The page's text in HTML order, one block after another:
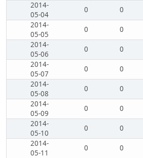
2014-
05-04
0 0
2014-
05-05
0 0
2014-
05-06
0 0
2014-
05-07
0 0
2014-
05-08
0 0
2014-
05-09
0 0
2014-
05-10
0 0
2014-
05-11
0 0